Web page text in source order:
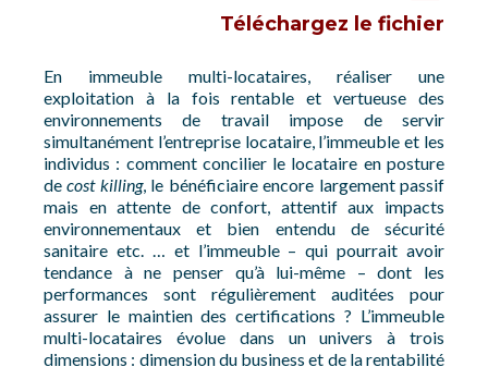
Téléchargez le fichier
En immeuble multi-locataires, réaliser une
exploitation à la fois rentable et vertueuse des
environnements de travail impose de servir
simultanément l’entreprise locataire, l’immeuble et les
individus : comment concilier le locataire en posture
decost killing, le bénéficiaire encore largement passif
mais en attente de confort, attentif aux impacts
environnementaux et bien entendu de sécurité
sanitaire etc. … et l’immeuble – qui pourrait avoir
tendance à ne penser qu’à lui-même – dont les
performances sont régulièrement auditées pour
assurer le maintien des certifications ? L’immeuble
multi-locataires évolue dans un univers à trois
dimensions : dimension du business et de la rentabilité